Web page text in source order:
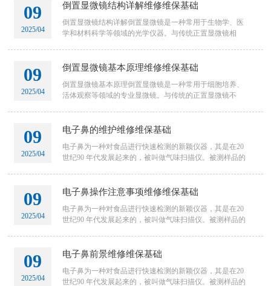
09
2025/04
倒置显微镜结构详解维修维保基础
倒置显微镜结构详解倒置显微镜是一种常用于生物学、医
学和材料科学等领域的光学仪器。与传统正置显微镜相
09
2025/04
倒置显微镜基本原理维修维保基础
倒置显微镜基本原理倒置显微镜是一种常用于细胞培养、
活体观察等领域的专业显微镜。与传统的正置显微镜不
09
2025/04
电子鼻的维护维修维保基础
电子鼻为一种对食品进行快速检测的新颖仪器，其是在20
世纪90 年代发展起来的，被叫做气味扫描仪。被测样品的
09
2025/04
电子鼻操作注意事项维修维保基础
电子鼻为一种对食品进行快速检测的新颖仪器，其是在20
世纪90 年代发展起来的，被叫做气味扫描仪。被测样品的
09
2025/04
电子鼻前景维修维保基础
电子鼻为一种对食品进行快速检测的新颖仪器，其是在20
世纪90 年代发展起来的，被叫做气味扫描仪。被测样品的